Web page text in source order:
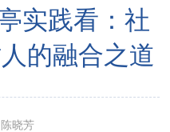
实践看：社
的融合之道
晓芳